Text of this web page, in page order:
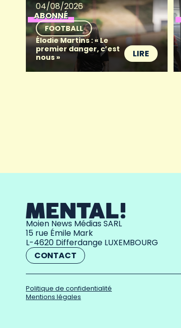
04/08/2026
ABONNÉ
FOOTBALL
Élodie Martins : « Le
premier danger, c’est
nous »
LIRE
Moien News Médias SARL
15 rue Émile Mark
L-4620 Differdange LUXEMBOURG
CONTACT
Politique de confidentialité
Mentions légales